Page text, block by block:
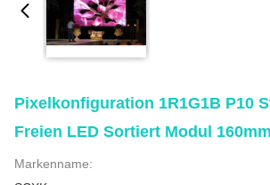
Pixelkonfiguration 1R1G1B P10
Freien LED Sortiert Modul
Markenname: